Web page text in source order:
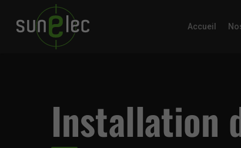
Accueil
Installation